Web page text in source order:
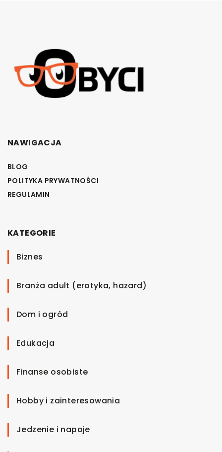
NAWIGACJA
BLOG
POLITYKA PRYWATNOŚCI
REGULAMIN
KATEGORIE
Biznes
Branża adult (erotyka, hazard)
Dom i ogród
Edukacja
Finanse osobiste
Hobby i zainteresowania
Jedzenie i napoje